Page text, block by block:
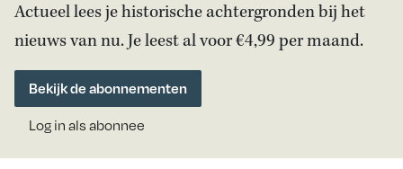
Actueel lees je historische achtergronden bij het
nieuws van nu. Je leest al voor €4,99 per maand.
Bekijk de abonnementen
Log in als abonnee